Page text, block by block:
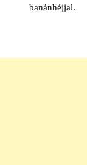
banánhéjjal.